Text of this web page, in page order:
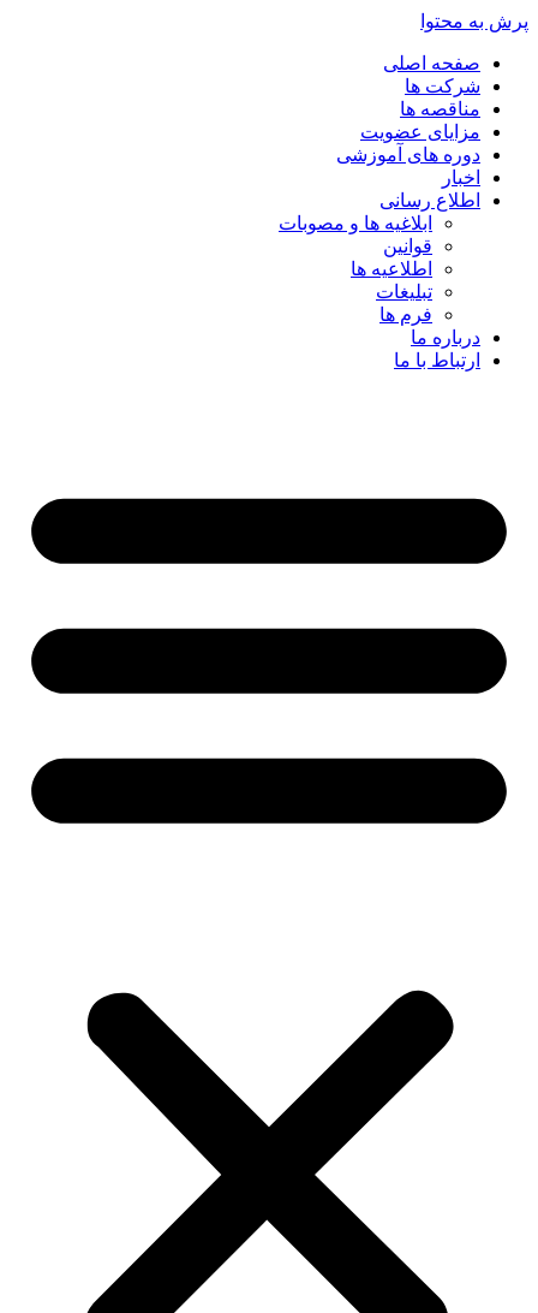
پرش به محتوا
صفحه اصلی
شرکت ها
مناقصه ها
مزایای عضویت
دوره های آموزشی
اخبار
اطلاع رسانی
ابلاغیه ها و مصوبات
قوانین
اطلاعیه ها
تبلیغات
فرم ها
درباره ما
ارتباط با ما